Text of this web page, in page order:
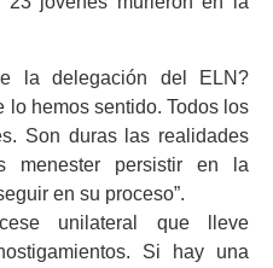
la delegación del ELN?
lo hemos sentido. Todos los
Son duras las realidades
persistir en la
en su proceso”.
unilateral que lleve
Si hay una